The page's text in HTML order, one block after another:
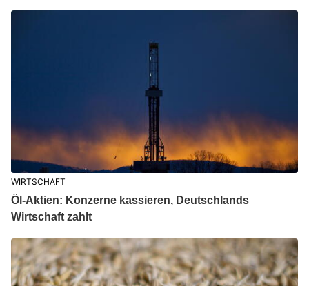
WIRTSCHAFT
Öl-Aktien: Konzerne kassieren, Deutschlands
Wirtschaft zahlt